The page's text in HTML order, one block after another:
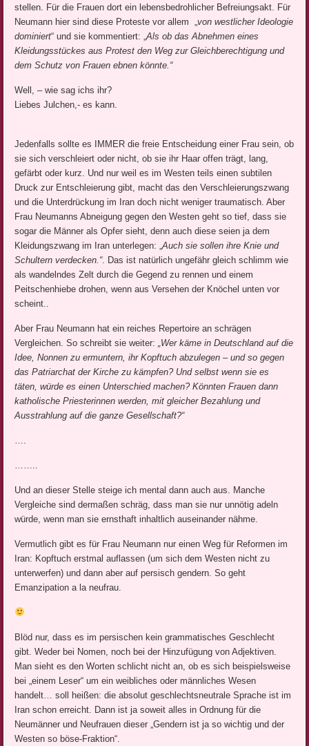
stellen. Für die Frauen dort ein lebensbedrohlicher Befreiungsakt. Für
Neumann hier sind diese Proteste vor allem „von westlicher Ideologie
dominiert“ und sie kommentiert: „Als ob das Abnehmen eines
Kleidungsstückes aus Protest den Weg zur Gleichberechtigung und
dem Schutz von Frauen ebnen könnte.“
Well, – wie sag ichs ihr?
Liebes Julchen,- es kann.
Jedenfalls sollte es IMMER die freie Entscheidung einer Frau sein, ob
sie sich verschleiert oder nicht, ob sie ihr Haar offen trägt, lang,
gefärbt oder kurz. Und nur weil es im Westen teils einen subtilen
Druck zur Entschleierung gibt, macht das den Verschleierungszwang
und die Unterdrückung im Iran doch nicht weniger traumatisch. Aber
Frau Neumanns Abneigung gegen den Westen geht so tief, dass sie
sogar die Männer als Opfer sieht, denn auch diese seien ja dem
Kleidungszwang im Iran unterlegen: „Auch sie sollen ihre Knie und
Schultern verdecken.“. Das ist natürlich ungefähr gleich schlimm wie
als wandelndes Zelt durch die Gegend zu rennen und einem
Peitschenhiebe drohen, wenn aus Versehen der Knöchel unten vor
scheint..
Aber Frau Neumann hat ein reiches Repertoire an schrägen
Vergleichen. So schreibt sie weiter:
„Wer käme in Deutschland auf die
Idee, Nonnen zu ermuntern, ihr Kopftuch abzulegen – und so gegen
das Patriarchat der Kirche zu kämpfen? Und selbst wenn sie es
täten, würde es einen Unterschied machen? Könnten Frauen dann
katholische Priesterinnen werden, mit gleicher Bezahlung und
Ausstrahlung auf die ganze Gesellschaft?“
Und an dieser Stelle steige ich mental dann auch aus. Manche
Vergleiche sind dermaßen schräg, dass man sie nur unnötig adeln
würde, wenn man sie ernsthaft inhaltlich auseinander nähme.
Vermutlich gibt es für Frau Neumann nur einen Weg für Reformen im
Iran: Kopftuch erstmal auflassen (um sich dem Westen nicht zu
unterwerfen) und dann aber auf persisch gendern. So geht
Emanzipation a la neufrau.
Blöd nur, dass es im persischen kein grammatisches Geschlecht
gibt. Weder bei Nomen, noch bei der Hinzufügung von Adjektiven.
Man sieht es den Worten schlicht nicht an, ob es sich beispielsweise
bei „einem Leser“ um ein weibliches oder männliches Wesen
handelt… soll heißen: die absolut geschlechtsneutrale Sprache ist im
Iran schon erreicht. Dann ist ja soweit alles in Ordnung für die
Neumänner und Neufrauen dieser „Gendern ist ja so wichtig und der
Westen so böse-Fraktion“.